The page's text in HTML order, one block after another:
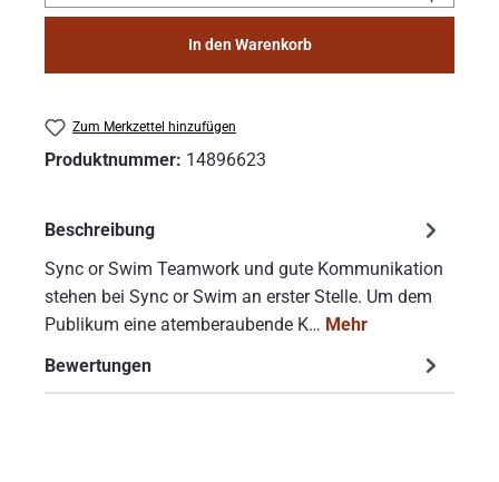
In den Warenkorb
Zum Merkzettel hinzufügen
Produktnummer: 14896623
Beschreibung
Sync or Swim Teamwork und gute Kommunikation
stehen bei Sync or Swim an erster Stelle. Um dem
Publikum eine atemberaubende K… Mehr
Bewertungen